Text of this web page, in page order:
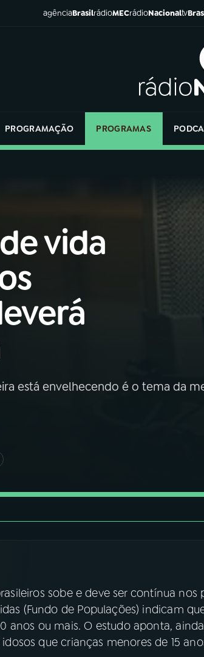
agênciaBrasilrádioMECrádioNacionaltv
PROGRAMAÇÃO PROGRAMAS
vida
está envelhecendo é o tema da
sobe e deve ser contínua nos
(Fundo de Populações) indicam
anos ou mais. O estudo aponta,
que crianças menores de 15